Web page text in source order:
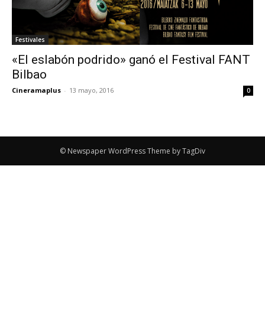
Festivales
«El eslabón podrido» ganó el Festival FANT
Bilbao
Cineramaplus - 13 mayo, 2016 0
© Newspaper WordPress Theme by TagDiv